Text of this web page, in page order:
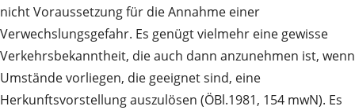
nicht Voraussetzung für die Annahme einer
Verwechslungsgefahr. Es genügt vielmehr eine gewisse
Verkehrsbekanntheit, die auch dann anzunehmen ist, wenn
Umstände vorliegen, die geeignet sind, eine
Herkunftsvorstellung auszulösen (ÖBl.1981, 154 mwN). Es